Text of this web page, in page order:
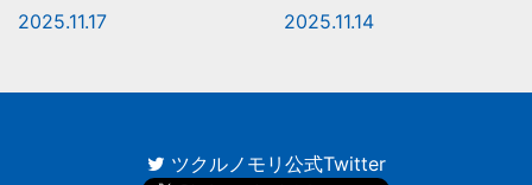
2025.11.17 2025.11.14
ツクルノモリ公式Twitter